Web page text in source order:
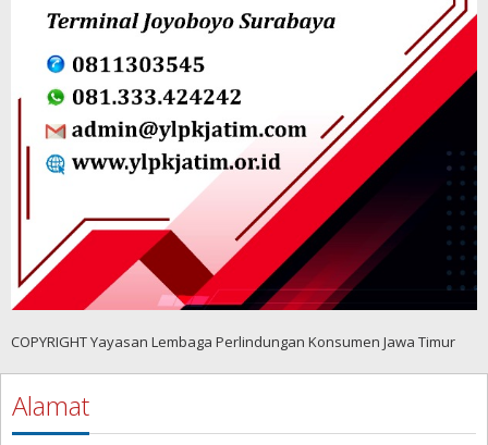
COPYRIGHT Yayasan Lembaga Perlindungan Konsumen Jawa Timur
Alamat